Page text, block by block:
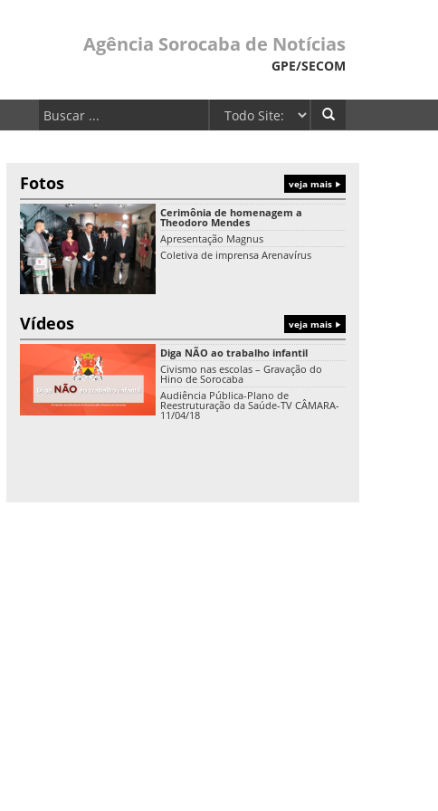
Agência Sorocaba de Notícias
GPE/SECOM
Fotos veja mais
Cerimônia de homenagem a
Theodoro Mendes
Apresentação Magnus
Coletiva de imprensa Arenavírus
Vídeos veja mais
Diga NÃO ao trabalho infantil
Civismo nas escolas – Gravação do
Hino de Sorocaba
Audiência Pública-Plano de
Reestruturação da Saúde-TV CÂMARA-
11/04/18